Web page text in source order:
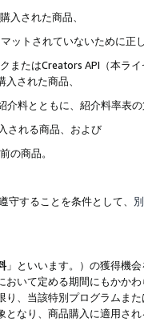
入された商品、
トされていないために正
またはCreators API（本ラ
された商品、
料とともに、紹介料率表の
される商品、および
の商品。
守することを条件として、
」といいます。）の獲得機
いて定める期間にもかか
、当該特別プログラムま
なり、商品購入に適用さ